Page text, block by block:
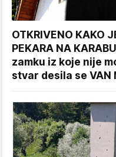
OTKRIVENO KAKO
PEKARA NA
zamku iz koje nije
stvar desila se VAN